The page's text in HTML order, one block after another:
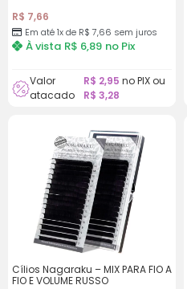
R$ 7,66
Em até 1x de R$7,66 sem juros
À vista R$ 6,89 no Pix
Valor
atacado
R$ 2,95 no PIX ou
R$ 3,28
Cílios Nagaraku – MIX PARA FIO A
FIO E VOLUME RUSSO